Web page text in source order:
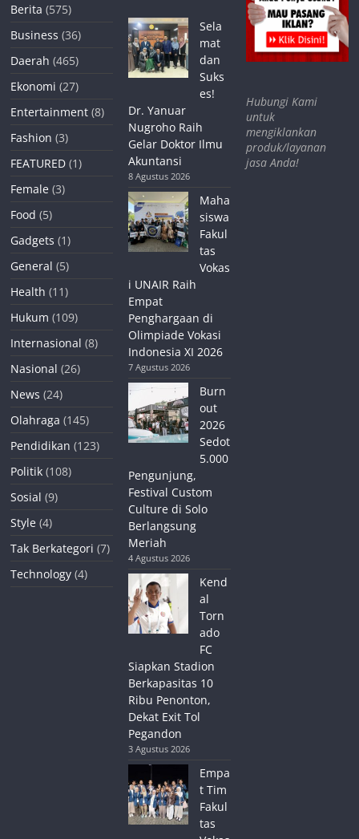
Berita (575)
Business (36)
Daerah (465)
Ekonomi (27)
Entertainment (8)
Fashion (3)
FEATURED (1)
Female (3)
Food (5)
Gadgets (1)
General (5)
Health (11)
Hukum (109)
Internasional (8)
Nasional (26)
News (24)
Olahraga (145)
Pendidikan (123)
Politik (108)
Sosial (9)
Style (4)
Tak Berkategori (7)
Technology (4)
Sela
mat
dan
Suks
es!
Dr. Yanuar
Nugroho Raih
Gelar Doktor Ilmu
Akuntansi
8 Agustus 2026
Maha
siswa
Fakul
tas
Vokas
i UNAIR Raih
Empat
Penghargaan di
Olimpiade Vokasi
Indonesia XI 2026
7 Agustus 2026
Burn
out
2026
Sedot
5.000
Pengunjung,
Festival Custom
Culture di Solo
Berlangsung
Meriah
4 Agustus 2026
Kend
al
Torn
ado
FC
Siapkan Stadion
Berkapasitas 10
Ribu Penonton,
Dekat Exit Tol
Pegandon
3 Agustus 2026
Empa
t Tim
Fakul
tas
Hubungi Kami
untuk
mengiklankan
produk/layanan
jasa Anda!